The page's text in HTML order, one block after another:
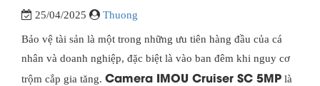
25/04/2025 Thuong
Bảo vệ tài sản là một trong những ưu tiên hàng đầu của cá
nhân và doanh nghiệp, đặc biệt là vào ban đêm khi nguy cơ
trộm cắp gia tăng. Camera IMOU Cruiser SC 5MP là